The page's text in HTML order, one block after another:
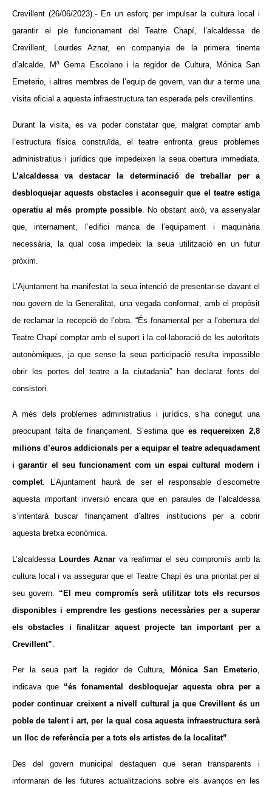
Crevillent (26/06/2023).- En un esforç per impulsar la cultura local i
garantir el ple funcionament del Teatre Chapí, l’alcaldessa de
Crevillent, Lourdes Aznar, en companyia de la primera tinenta
d’alcalde, Mª Gema Escolano i la regidor de Cultura, Mónica San
Emeterio, i altres membres de l’equip de govern, van dur a terme una
visita oficial a aquesta infraestructura tan esperada pels crevillentins.
Durant la visita, es va poder constatar que, malgrat comptar amb
l’estructura física construïda, el teatre enfronta greus problemes
administratius i jurídics que impedeixen la seua obertura immediata.
L’alcaldessa va destacar la determinació de treballar per a
desbloquejar aquests obstacles i aconseguir que el teatre estiga
operatiu al més prompte possible. No obstant això, va assenyalar
que, internament, l’edifici manca de l’equipament i maquinària
necessària, la qual cosa impedeix la seua utilització en un futur
pròxim.
L’Ajuntament ha manifestat la seua intenció de presentar-se davant el
nou govern de la Generalitat, una vegada conformat, amb el propòsit
de reclamar la recepció de l’obra. “És fonamental per a l’obertura del
Teatre Chapí comptar amb el suport i la col·laboració de les autoritats
autonòmiques, ja que sense la seua participació resulta impossible
obrir les portes del teatre a la ciutadania” han declarat fonts del
consistori.
A més dels problemes administratius i jurídics, s’ha conegut una
preocupant falta de finançament. S’estima que es requereixen 2,8
milions d’euros addicionals per a equipar el teatre adequadament
i garantir el seu funcionament com un espai cultural modern i
complet. L’Ajuntament haurà de ser el responsable d’escometre
aquesta important inversió encara que en paraules de l’alcaldessa
s’intentarà buscar finançament d’altres institucions per a cobrir
aquesta bretxa econòmica.
L’alcaldessa Lourdes Aznar va reafirmar el seu compromís amb la
cultura local i va assegurar que el Teatre Chapí és una prioritat per al
seu govern. “El meu compromís serà utilitzar tots els recursos
disponibles i emprendre les gestions necessàries per a superar
els obstacles i finalitzar aquest projecte tan important per a
Crevillent”
Per la seua part la regidor de Cultura, Mónica San Emeterio,
indicava que “és fonamental desbloquejar aquesta obra per a
poder continuar creixent a nivell cultural ja que Crevillent és un
poble de talent i art, per la qual cosa aquesta infraestructura serà
un lloc de referència per a tots els artistes de la localitat”.
Des del govern municipal destaquen que seran transparents i
informaran de les futures actualitzacions sobre els avanços en les